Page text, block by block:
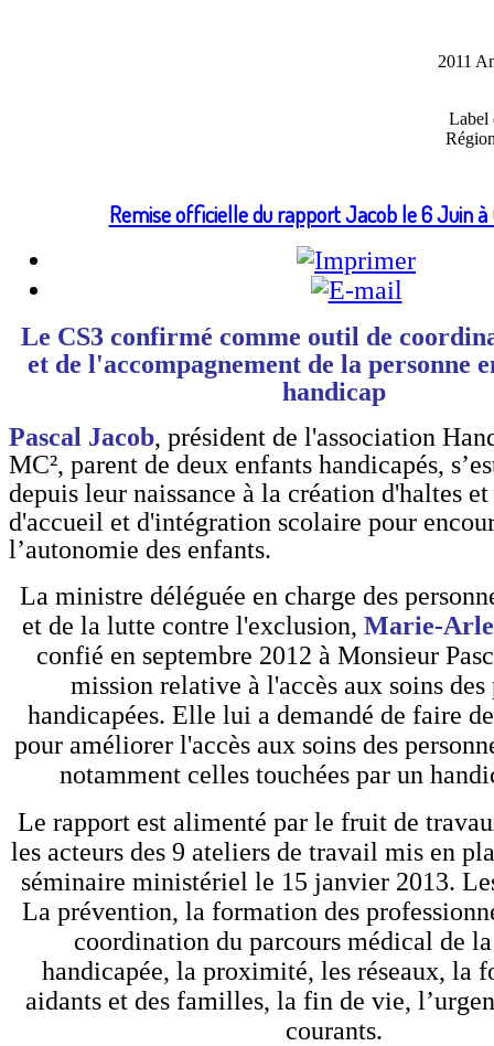
2011
Label
Remise officielle du rapport Jacob le 6 Juin à
Le CS3 confirmé comme outil de
et de l'accompagnement de la personne
handicap
Pascal Jacob, président de l'association
MC², parent de deux enfants handicapés,
depuis leur naissance à la création d'haltes et
d'accueil et d'intégration scolaire pour
l’autonomie des enfants.
La ministre déléguée en charge des
et de la lutte contre l'exclusion, Marie-
confié en septembre 2012 à Monsieur
mission relative à l'accès aux soins des
handicapées. Elle lui a demandé de faire
pour améliorer l'accès aux soins des
notamment celles touchées par un
Le rapport est alimenté par le fruit de
les acteurs des 9 ateliers de travail mis en
séminaire ministériel le 15 janvier 2013.
La prévention, la formation des
coordination du parcours médical de
handicapée, la proximité, les réseaux, la
aidants et des familles, la fin de vie,
courants.